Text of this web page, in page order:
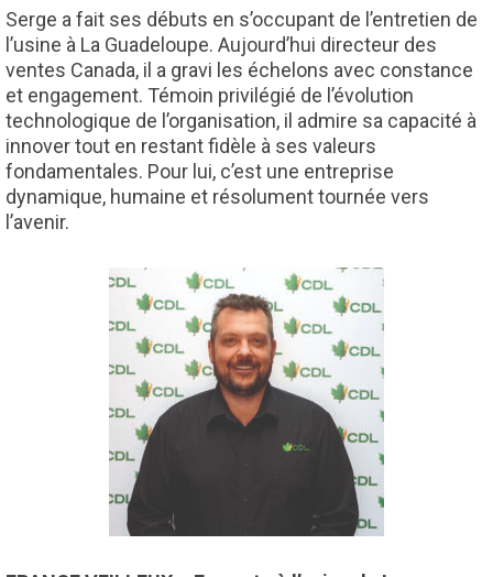
Serge a fait ses débuts en s’occupant de l’entretien de
l’usine à La Guadeloupe. Aujourd’hui directeur des
ventes Canada, il a gravi les échelons avec constance
et engagement. Témoin privilégié de l’évolution
technologique de l’organisation, il admire sa capacité à
innover tout en restant fidèle à ses valeurs
fondamentales. Pour lui, c’est une entreprise
dynamique, humaine et résolument tournée vers
l’avenir.